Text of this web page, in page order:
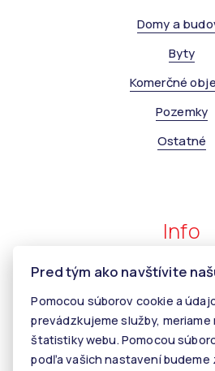
Domy a
Byty
Komerčné
Pozemky
Ostatné
Info
Makléri
Napíšte nám
Kontakt
Pred tým ako navštívite
Pomocou súborov cookie a
prevádzkujeme služby,
štatistiky webu. Pomocou
podľa vašich nastavení budeme